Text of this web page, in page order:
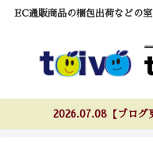
EC通販商品の梱包出荷などの
2026.07.08【ブログ